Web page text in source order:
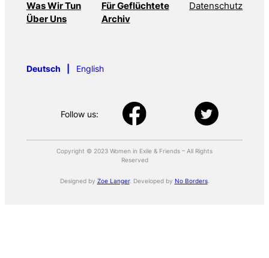
Was Wir Tun
Über Uns
Für Geflüchtete
Archiv
Datenschutz
Deutsch English
Follow us:
Copyright © 2023 Women in Exile & Friends – All Rights
Reserved
Designed by Zoe Langer. Developed by No Borders.